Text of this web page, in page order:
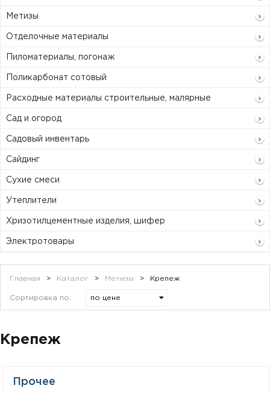
Метизы
Отделочные материалы
Пиломатериалы, погонаж
Поликарбонат сотовый
Расходные материалы строительные, малярные
Сад и огород
Садовый инвентарь
Сайдинг
Сухие смеси
Утеплители
Хризотилцементные изделия, шифер
Электротовары
Главная > Каталог > Метизы > Крепеж
Сортировка по:
Крепеж
Прочее